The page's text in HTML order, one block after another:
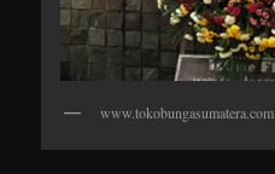
www.tokobungasumatera.com